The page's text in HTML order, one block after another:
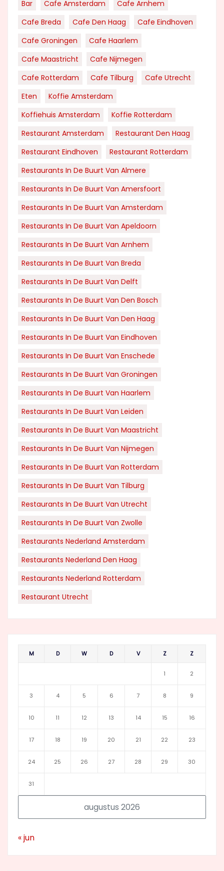
Bar Cafe Amsterdam
Cafe Arnhem
Cafe Breda
Cafe Den Haag
Cafe Eindhoven
Cafe Groningen
Cafe Haarlem
Cafe Maastricht
Cafe Nijmegen
Cafe Rotterdam
Cafe Tilburg
Cafe Utrecht
Eten
Koffie Amsterdam
Koffiehuis Amsterdam
Koffie Rotterdam
Restaurant Amsterdam
Restaurant Den Haag
Restaurant Eindhoven
Restaurant Rotterdam
Restaurants In De Buurt Van Almere
Restaurants In De Buurt Van Amersfoort
Restaurants In De Buurt Van Amsterdam
Restaurants In De Buurt Van Apeldoorn
Restaurants In De Buurt Van Arnhem
Restaurants In De Buurt Van Breda
Restaurants In De Buurt Van Delft
Restaurants In De Buurt Van Den Bosch
Restaurants In De Buurt Van Den Haag
Restaurants In De Buurt Van Eindhoven
Restaurants In De Buurt Van Enschede
Restaurants In De Buurt Van Groningen
Restaurants In De Buurt Van Haarlem
Restaurants In De Buurt Van Leiden
Restaurants In De Buurt Van Maastricht
Restaurants In De Buurt Van Nijmegen
Restaurants In De Buurt Van Rotterdam
Restaurants In De Buurt Van Tilburg
Restaurants In De Buurt Van Utrecht
Restaurants In De Buurt Van Zwolle
Restaurants Nederland Amsterdam
Restaurants Nederland Den Haag
Restaurants Nederland Rotterdam
Restaurant Utrecht
augustus 2026
M D W D V Z Z
1 2
3 4 5 6 7 8 9
10 11 12 13 14 15 16
17 18 19 20 21 22 23
24 25 26 27 28 29 30
31
« jun